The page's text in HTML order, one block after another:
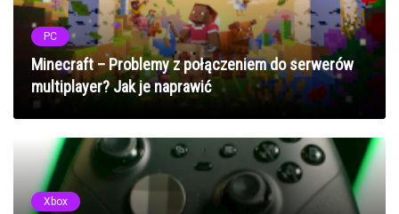
PC
Minecraft – Problemy z połączeniem do serwerów
multiplayer? Jak je naprawić
Xbox